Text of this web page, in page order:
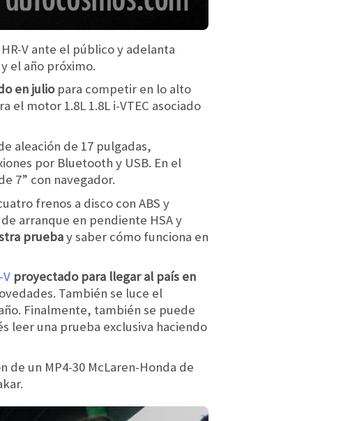
V ante el público y adelanta
el año próximo.
en juliopara competir en lo alto
motor 1.8L 1.8L i-VTEC asociado
aleación de 17 pulgadas,
por Bluetooth y USB. En el
7” con navegador.
frenos a disco con ABS y
arranque en pendiente HSA y
pruebay saber cómo funciona en
proyectado para llegar al país en
También se luce el
Finalmente, también se puede
leer una prueba exclusiva haciendo
un MP4-30 McLaren-Honda de